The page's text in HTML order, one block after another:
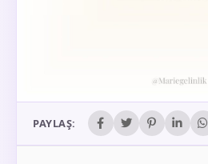
PAYLAŞ: